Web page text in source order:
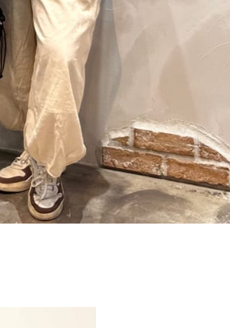
and vogueについて
店舗一覧
会社概要